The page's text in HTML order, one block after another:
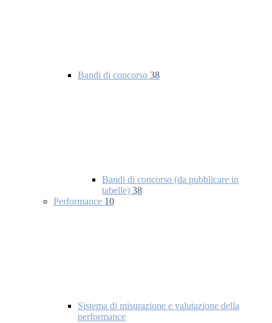
Bandi di concorso 38
Bandi di concorso (da pubblicare in
tabelle) 38
Performance 10
Sistema di misurazione e valutazione della
performance